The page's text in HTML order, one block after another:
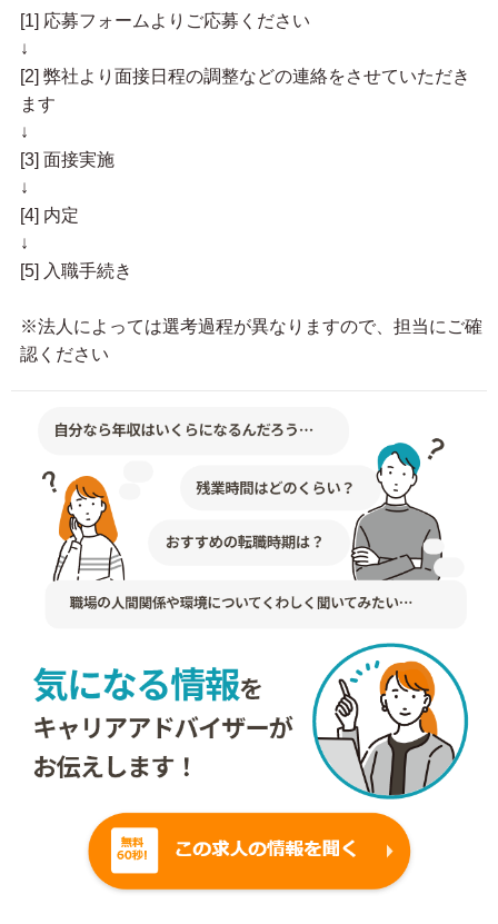
[1] 応募フォームよりご応募ください
↓
[2] 弊社より面接日程の調整などの連絡をさせていただき
ます
↓
[3] 面接実施
↓
[4] 内定
↓
[5] 入職手続き
※法人によっては選考過程が異なりますので、担当にご確
認ください